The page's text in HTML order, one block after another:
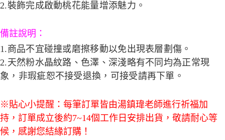
2.裝飾完成啟動桃花能量增添魅力。
備註說明：
1.商品不宜碰撞或磨擦移動以免出現表層劃傷。
2.天然粉水晶紋路、色澤、深淺略有不同均為正常現
象，非瑕疵恕不接受退換，可接受請再下單。
※貼心小提醒：每筆訂單皆由湯鎮瑋老師進行祈福加
持，訂單成立後約7~14個工作日安排出貨，敬請耐心等
候，感謝您結緣訂購！